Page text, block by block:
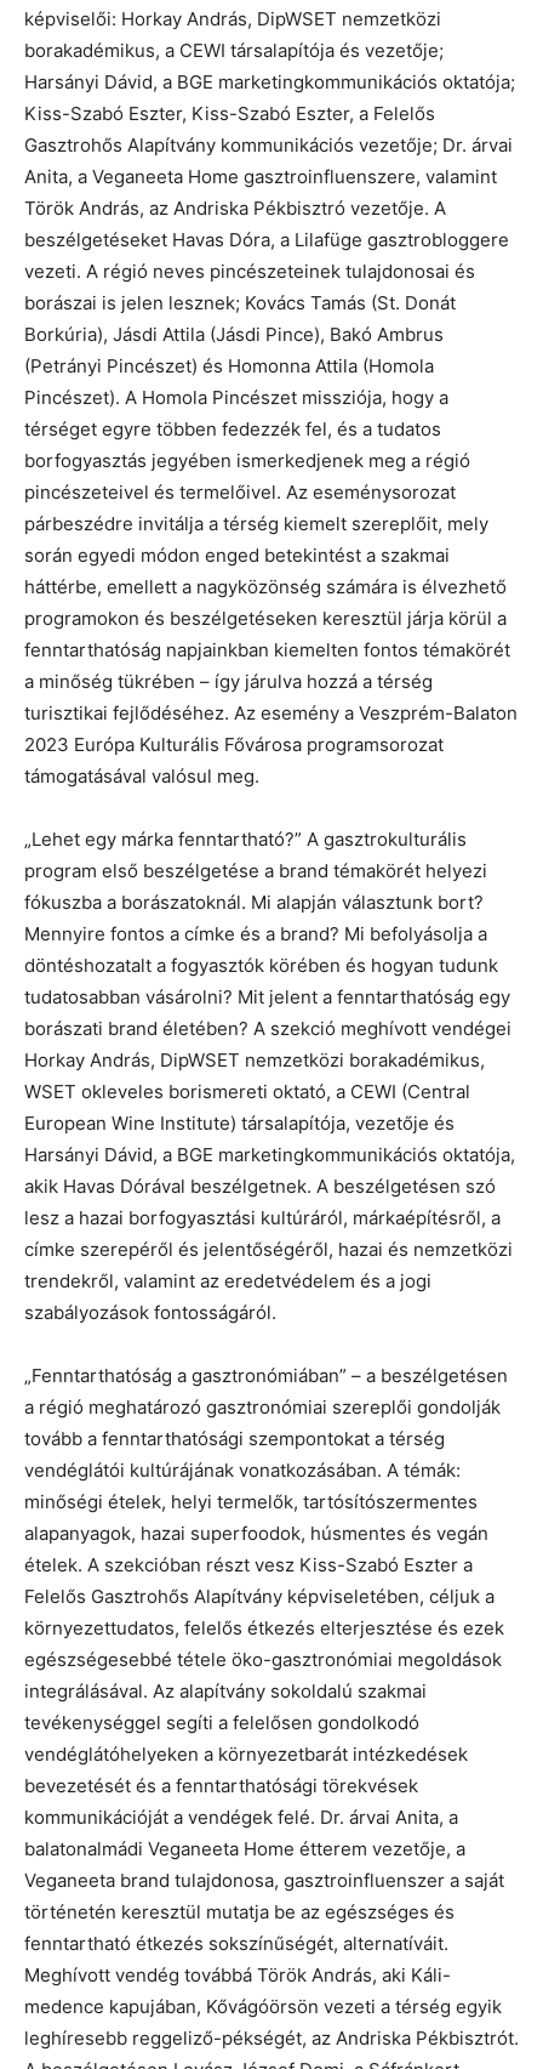
képviselői: Horkay András, DipWSET nemzetközi
borakadémikus, a CEWI társalapítója és vezetője;
Harsányi Dávid, a BGE marketingkommunikációs oktatója;
Kiss-Szabó Eszter, Kiss-Szabó Eszter, a Felelős
Gasztrohős Alapítvány kommunikációs vezetője; Dr. árvai
Anita, a Veganeeta Home gasztroinfluenszere, valamint
Török András, az Andriska Pékbisztró vezetője. A
beszélgetéseket Havas Dóra, a Lilafüge gasztrobloggere
vezeti. A régió neves pincészeteinek tulajdonosai és
borászai is jelen lesznek; Kovács Tamás (St. Donát
Borkúria), Jásdi Attila (Jásdi Pince), Bakó Ambrus
(Petrányi Pincészet) és Homonna Attila (Homola
Pincészet). A Homola Pincészet missziója, hogy a
térséget egyre többen fedezzék fel, és a tudatos
borfogyasztás jegyében ismerkedjenek meg a régió
pincészeteivel és termelőivel. Az eseménysorozat
párbeszédre invitálja a térség kiemelt szereplőit, mely
során egyedi módon enged betekintést a szakmai
háttérbe, emellett a nagyközönség számára is élvezhető
programokon és beszélgetéseken keresztül járja körül a
fenntarthatóság napjainkban kiemelten fontos témakörét
a minőség tükrében – így járulva hozzá a térség
turisztikai fejlődéséhez. Az esemény a Veszprém-Balaton
2023 Európa Kulturális Fővárosa programsorozat
támogatásával valósul meg.
„Lehet egy márka fenntartható?” A gasztrokulturális
program első beszélgetése a brand témakörét helyezi
fókuszba a borászatoknál. Mi alapján választunk bort?
Mennyire fontos a címke és a brand? Mi befolyásolja a
döntéshozatalt a fogyasztók körében és hogyan tudunk
tudatosabban vásárolni? Mit jelent a fenntarthatóság egy
borászati brand életében? A szekció meghívott vendégei
Horkay András, DipWSET nemzetközi borakadémikus,
WSET okleveles borismereti oktató, a CEWI (Central
European Wine Institute) társalapítója, vezetője és
Harsányi Dávid, a BGE marketingkommunikációs oktatója,
akik Havas Dórával beszélgetnek. A beszélgetésen szó
lesz a hazai borfogyasztási kultúráról, márkaépítésről, a
címke szerepéről és jelentőségéről, hazai és nemzetközi
trendekről, valamint az eredetvédelem és a jogi
szabályozások fontosságáról.
„Fenntarthatóság a gasztronómiában” – a beszélgetésen
a régió meghatározó gasztronómiai szereplői gondolják
tovább a fenntarthatósági szempontokat a térség
vendéglátói kultúrájának vonatkozásában. A témák:
minőségi ételek, helyi termelők, tartósítószermentes
alapanyagok, hazai superfoodok, húsmentes és vegán
ételek. A szekcióban részt vesz Kiss-Szabó Eszter a
Felelős Gasztrohős Alapítvány képviseletében, céljuk a
környezettudatos, felelős étkezés elterjesztése és ezek
egészségesebbé tétele öko-gasztronómiai megoldások
integrálásával. Az alapítvány sokoldalú szakmai
tevékenységgel segíti a felelősen gondolkodó
vendéglátóhelyeken a környezetbarát intézkedések
bevezetését és a fenntarthatósági törekvések
kommunikációját a vendégek felé. Dr. árvai Anita, a
balatonalmádi Veganeeta Home étterem vezetője, a
Veganeeta brand tulajdonosa, gasztroinfluenszer a saját
történetén keresztül mutatja be az egészséges és
fenntartható étkezés sokszínűségét, alternatíváit.
Meghívott vendég továbbá Török András, aki Káli-
medence kapujában, Kővágóörsön vezeti a térség egyik
leghíresebb reggeliző-pékségét, az Andriska Pékbisztrót.